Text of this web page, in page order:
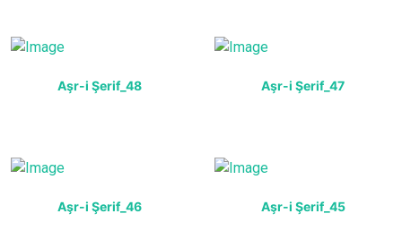
Aşr-i Şerif_48 Aşr-i Şerif_47
Aşr-i Şerif_46 Aşr-i Şerif_45